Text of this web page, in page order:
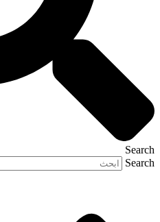
Search
Search